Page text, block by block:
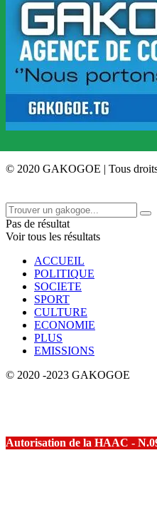
© 2020 GAKOGOE | Tous droits
Pas de résultat
Voir tous les résultats
ACCUEIL
POLITIQUE
SOCIETE
SPORT
CULTURE
ECONOMIE
PLUS
EMISSIONS
© 2020 -2023 GAKOGOE
Autorisation de la HAAC -